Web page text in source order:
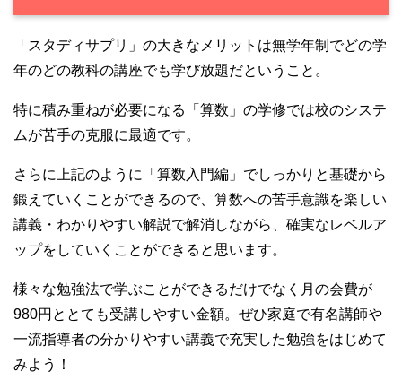
「スタディサプリ」の大きなメリットは無学年制でどの学
年のどの教科の講座でも学び放題だということ。
特に積み重ねが必要になる「算数」の学修では校のシステ
ムが苦手の克服に最適です。
さらに上記のように「算数入門編」でしっかりと基礎から
鍛えていくことができるので、算数への苦手意識を楽しい
講義・わかりやすい解説で解消しながら、確実なレベルア
ップをしていくことができると思います。
様々な勉強法で学ぶことができるだけでなく月の会費が
980円ととても受講しやすい金額。ぜひ家庭で有名講師や
一流指導者の分かりやすい講義で充実した勉強をはじめて
みよう！